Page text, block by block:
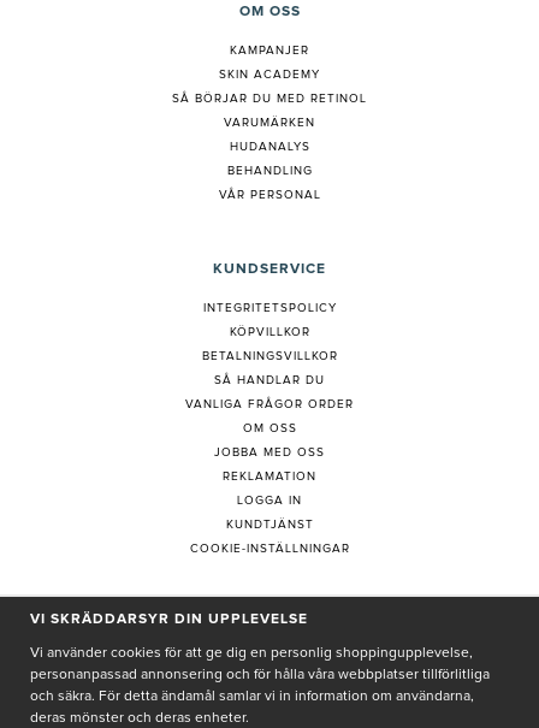
OM OSS
KAMPANJER
SKIN ACADEMY
SÅ BÖRJAR DU MED RETINOL
VARUMÄRKEN
HUDANALYS
BEHANDLING
VÅR PERSONAL
KUNDSERVICE
INTEGRITETSPOLICY
KÖPVILLKOR
BETALNINGSVILLKOR
SÅ HANDLAR DU
VANLIGA FRÅGOR ORDER
OM OSS
JOBBA MED OSS
REKLAMATION
LOGGA IN
KUNDTJÄNST
COOKIE-INSTÄLLNINGAR
PRENUMERERA PÅ NYHETSBREV
VI SKRÄDDARSYR DIN UPPLEVELSE
Vi använder cookies för att ge dig en personlig shoppingupplevelse,
personanpassad annonsering och för hålla våra webbplatser tillförlitliga
och säkra. För detta ändamål samlar vi in information om användarna,
deras mönster och deras enheter.